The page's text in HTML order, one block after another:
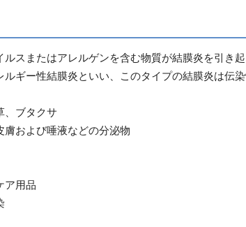
ルスまたはアレルゲンを含む物質が結膜炎を引き
ルギー性結膜炎といい、このタイプの結膜炎は伝
、ブタクサ
膚および唾液などの分泌物
ア用品